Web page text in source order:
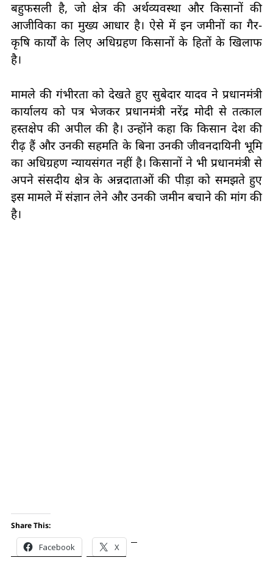
बहुफसली है, जो क्षेत्र की अर्थव्यवस्था और किसानों की
आजीविका का मुख्य आधार है। ऐसे में इन जमीनों का गैर-
कृषि कार्यों के लिए अधिग्रहण किसानों के हितों के खिलाफ
है।
मामले की गंभीरता को देखते हुए सुबेदार यादव ने प्रधानमंत्री
कार्यालय को पत्र भेजकर प्रधानमंत्री नरेंद्र मोदी से तत्काल
हस्तक्षेप की अपील की है। उन्होंने कहा कि किसान देश की
रीढ़ हैं और उनकी सहमति के बिना उनकी जीवनदायिनी भूमि
का अधिग्रहण न्यायसंगत नहीं है। किसानों ने भी प्रधानमंत्री से
अपने संसदीय क्षेत्र के अन्नदाताओं की पीड़ा को समझते हुए
इस मामले में संज्ञान लेने और उनकी जमीन बचाने की मांग की
है।
Share This:
Facebook X